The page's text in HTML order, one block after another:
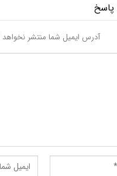
پاسخ
آدرس ایمیل شما منتشر